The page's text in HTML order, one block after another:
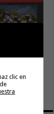
La
clic en